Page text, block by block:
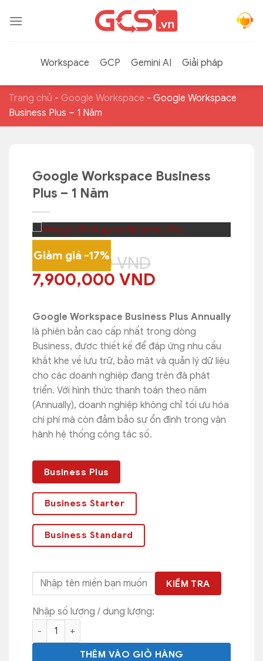
qua
Workspace
GCP Gemini AI Giải pháp
Trang chủ - Google Workspace - Google Workspace
Business Plus – 1 Năm
Google Workspace Business
Plus – 1 Năm
Giảm giá -17%
9,500,000VND
Giá
là:
9,500,000 VND.
7,900,000 VND
tại
là:
7,900,000
Google Workspace Business Plus Annually
là phiên bản cao cấp nhất trong dòng
Business, được thiết kế để đáp ứng nhu cầu
khắt khe về lưu trữ, bảo mật và quản lý dữ liệu
cho các doanh nghiệp đang trên đà phát
triển. Với hình thức thanh toán theo năm
(Annually), doanh nghiệp không chỉ tối ưu hóa
chi phí mà còn đảm bảo sự ổn định trong vận
hành hệ thống cộng tác số.
Business Plus
Business Starter
Business Standard
KIỂM TRA
Nhập số lượng / dung lượng:
Google Workspace Business Plus - 1 Năm số lượng
THÊM VÀO GIỎ HÀNG